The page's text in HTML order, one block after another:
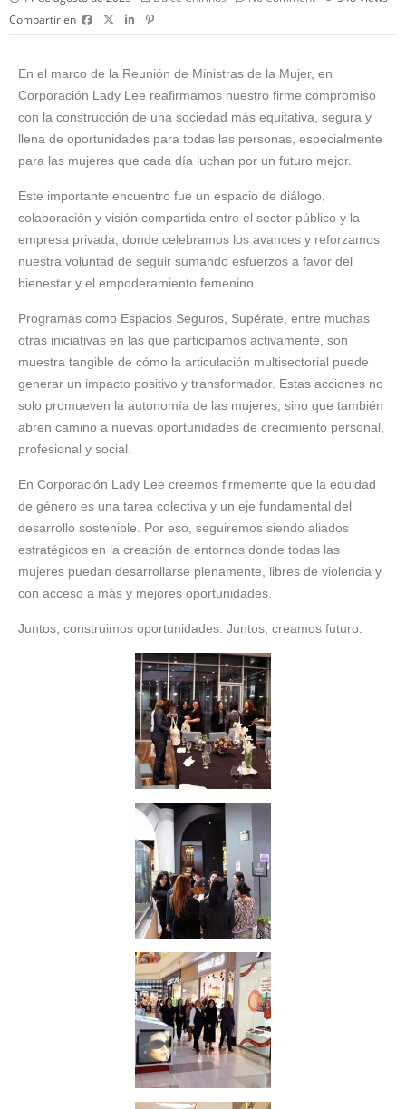
Compartir en
En el marco de la Reunión de Ministras de la Mujer, en
Corporación Lady Lee reafirmamos nuestro firme compromiso
con la construcción de una sociedad más equitativa, segura y
llena de oportunidades para todas las personas, especialmente
para las mujeres que cada día luchan por un futuro mejor.
Este importante encuentro fue un espacio de diálogo,
colaboración y visión compartida entre el sector público y la
empresa privada, donde celebramos los avances y reforzamos
nuestra voluntad de seguir sumando esfuerzos a favor del
bienestar y el empoderamiento femenino.
Programas como Espacios Seguros, Supérate, entre muchas
otras iniciativas en las que participamos activamente, son
muestra tangible de cómo la articulación multisectorial puede
generar un impacto positivo y transformador. Estas acciones no
solo promueven la autonomía de las mujeres, sino que también
abren camino a nuevas oportunidades de crecimiento personal,
profesional y social.
En Corporación Lady Lee creemos firmemente que la equidad
de género es una tarea colectiva y un eje fundamental del
desarrollo sostenible. Por eso, seguiremos siendo aliados
estratégicos en la creación de entornos donde todas las
mujeres puedan desarrollarse plenamente, libres de violencia y
con acceso a más y mejores oportunidades.
Juntos, construimos oportunidades. Juntos, creamos futuro.